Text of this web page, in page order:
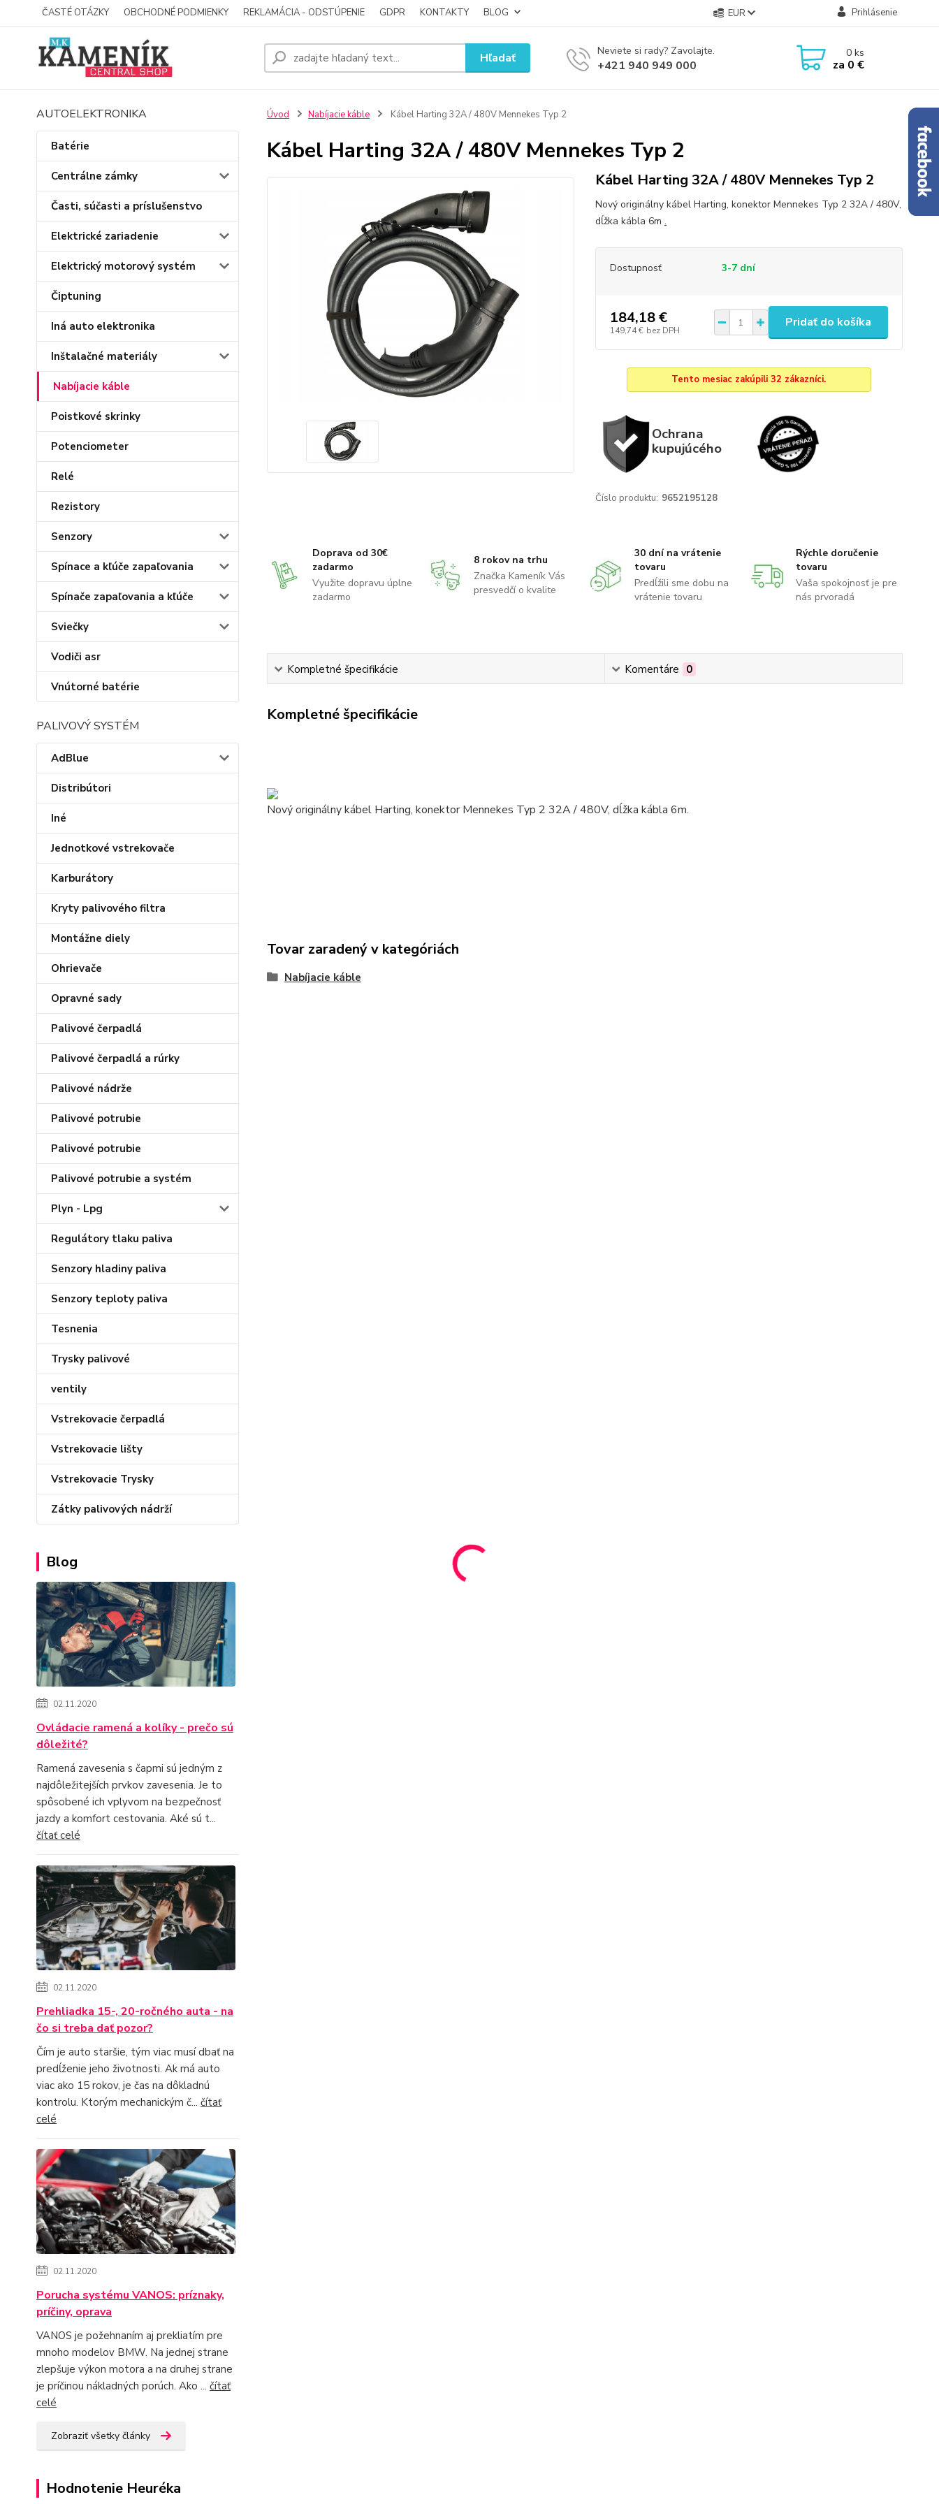
ČASTÉ OTÁZKY OBCHODNÉ PODMIENKY REKLAMÁCIA - ODSTÚPENIE GDPR KONTAKTY BLOG EUR Prihlásenie
Hľadať Neviete si rady? Zavolajte.
+421 940 949 000
0ks
za 0 €
AUTOELEKTRONIKA
Batérie
Centrálne zámky
Časti, súčasti a príslušenstvo
Elektrické zariadenie
Elektrický motorový systém
Čiptuning
Iná auto elektronika
Inštalačné materiály
Nabíjacie káble
Poistkové skrinky
Potenciometer
Relé
Rezistory
Senzory
Spínace a kľúče zapaľovania
Spínače zapaľovania a kľúče
Sviečky
Vodiči asr
Vnútorné batérie
PALIVOVÝ SYSTÉM
AdBlue
Distribútori
Iné
Jednotkové vstrekovače
Karburátory
Kryty palivového filtra
Montážne diely
Ohrievače
Opravné sady
Palivové čerpadlá
Palivové čerpadlá a rúrky
Palivové nádrže
Palivové potrubie
Palivové potrubie
Palivové potrubie a systém
Plyn - Lpg
Regulátory tlaku paliva
Senzory hladiny paliva
Senzory teploty paliva
Tesnenia
Trysky palivové
ventily
Vstrekovacie čerpadlá
Vstrekovacie lišty
Vstrekovacie Trysky
Zátky palivových nádrží
Blog
02.11.2020
Ovládacie ramená a kolíky - prečo sú
dôležité?
Ramená zavesenia s čapmi sú jedným z
najdôležitejších prvkov zavesenia. Je to
spôsobené ich vplyvom na bezpečnosť
jazdy a komfort cestovania. Aké sú t...
čítať celé
02.11.2020
Prehliadka 15-, 20-ročného auta - na
čo si treba dať pozor?
Čím je auto staršie, tým viac musí dbať na
predĺženie jeho životnosti. Ak má auto
viac ako 15 rokov, je čas na dôkladnú
kontrolu. Ktorým mechanickým č... čítať
celé
02.11.2020
Porucha systému VANOS: príznaky,
príčiny, oprava
VANOS je požehnaním aj prekliatím pre
mnoho modelov BMW. Na jednej strane
zlepšuje výkon motora a na druhej strane
je príčinou nákladných porúch. Ako ... čítať
celé
Zobraziť všetky články
Hodnotenie Heuréka
Úvod Nabíjacie káble Kábel Harting 32A / 480V Mennekes Typ 2
Kábel Harting 32A / 480V Mennekes Typ 2
Kábel Harting 32A / 480V Mennekes Typ 2
Nový originálny kábel Harting, konektor Mennekes Typ 2 32A / 480V,
dĺžka kábla 6m .
Dostupnosť 3-7 dní
184,18 €
149,74 € bez DPH
Pridať do košíka
Tento mesiac zakúpili 32 zákazníci.
Ochrana
kupujúcého
Číslo produktu: 9652195128
Doprava od 30€
zadarmo
Využite dopravu úplne
zadarmo
8 rokov na trhu
Značka Kameník Vás
presvedčí o kvalite
30 dní na vrátenie
tovaru
Predĺžili sme dobu na
vrátenie tovaru
Rýchle doručenie
tovaru
Vaša spokojnosť je pre
nás prvoradá
Kompletné špecifikácie Komentáre 0
Kompletné špecifikácie
Nový originálny kábel Harting, konektor Mennekes Typ 2 32A / 480V, dĺžka kábla 6m.
Tovar zaradený v kategóriách
Nabíjacie káble